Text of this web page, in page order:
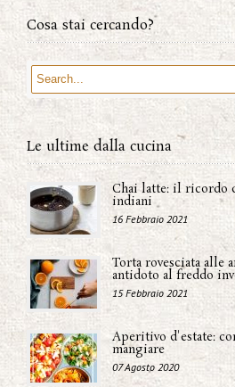
Cosa stai cercando?
Le ultime dalla cucina
Chai latte: il ricordo
indiani
16 Febbraio 2021
Torta rovesciata alle
antidoto al freddo
15 Febbraio 2021
Aperitivo d'estate:
mangiare
07 Agosto 2020